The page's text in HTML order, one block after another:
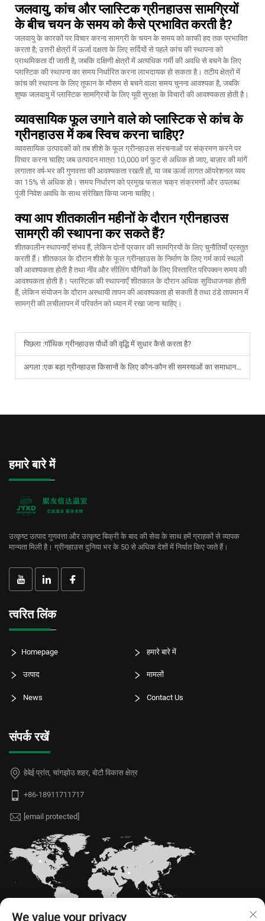
जलवायु, कांच और प्लास्टिक ग्रीनहाउस सामग्रियों
के बीच चयन के समय को कैसे प्रभावित करती है?
जलवायु के कारकों पर विचार करना सामग्री के चयन के समय को काफी हद तक प्रभावित
करता है; उत्तरी क्षेत्रों में ऊर्जा दक्षता के लिए सर्दियों से पहले कांच की स्थापना को
प्राथमिकता दी जाती है, जबकि दक्षिणी क्षेत्रों में अत्यधिक गर्मी की अवधि से बचने के लिए
प्लास्टिक की स्थापना का समय निर्धारित करना लाभदायक हो सकता है। तटीय क्षेत्रों में
कांच की स्थापना के लिए तूफान के मौसम से बचने वाला समय चुनना आवश्यक है, जबकि
शुष्क जलवायु में प्लास्टिक सामग्रियों के लिए यूवी सुरक्षा के विचारों की आवश्यकता होती है।
व्यावसायिक फूल उगाने वाले को प्लास्टिक से कांच के
ग्रीनहाउस में कब स्विच करना चाहिए?
व्यावसायिक उत्पादकों को तब शीशे के फूल ग्रीनहाउस संरचनाओं पर संक्रमण करने पर
विचार करना चाहिए जब उत्पादन मात्रा 10,000 वर्ग फुट से अधिक हो जाए, बाज़ार की मांगें
लगातार वर्ष-भर की गुणवत्ता की आवश्यकता रखती हों, या जब ऊर्जा लागत ऑपरेशनल व्यय
का 15% से अधिक हो। समय निर्धारण को प्रमुख फसल चक्र संक्रमणों और उपलब्ध
पूंजी निवेश अवधि के साथ संरेखित किया जाना चाहिए।
क्या आप शीतकालीन महीनों के दौरान ग्रीनहाउस
सामग्री की स्थापना कर सकते हैं?
शीतकालीन स्थापनाएँ संभव हैं, लेकिन दोनों प्रकार की सामग्रियों के लिए चुनौतियाँ प्रस्तुत
करती हैं। शीतकाल के दौरान शीशे के फूल ग्रीनहाउस के निर्माण के लिए गर्म कार्य स्थलों
की आवश्यकता होती है तथा नींव और सीलिंग यौगिकों के लिए विस्तारित परिपक्वन समय की
आवश्यकता होती है। प्लास्टिक की स्थापनाएँ शीतकाल के दौरान अधिक सुविधाजनक होती
हैं, लेकिन संयोजन के दौरान अस्थायी तापन की आवश्यकता हो सकती है तथा ठंडे तापमान में
सामग्री की लचीलापन में परिवर्तन को ध्यान में रखा जाना चाहिए।
पिछला :गॉथिक ग्रीनहाउस पौधों की वृद्धि में सुधार कैसे करता है?
अगला :एक बड़ा ग्रीनहाउस किसानों के लिए कौन-कौन सी समस्याओं का समाधान करता है?
हमारे बारे में
उत्कृष्ट उत्पाद गुणवत्ता और उत्कृष्ट बिक्री के बाद की सेवा के साथ हमें ग्राहकों से व्यापक
मान्यता मिली है। ग्रीनहाउस दुनिया भर के 50 से अधिक देशों में निर्यात किए जाते हैं।
त्वरित लिंक
Homepage हमारे बारे में
उत्पाद मामलों
News Contact Us
संपर्क रखें
हेबेई प्रांत, चांगझोउ शहर, बोटौ विकास क्षेत्र
+86-18911711717
[email protected]
We value your privacy